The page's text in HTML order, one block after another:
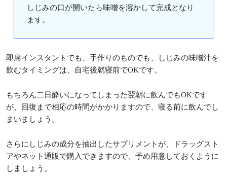
しじみの口が開いたら味噌を溶かして完成となり
ます。
即席インスタントでも、手作りのものでも、しじみの味噌汁を
飲むタイミングは、自宅後就寝前でOKです。
もちろん二日酔いになってしまった翌朝に飲んでもOKです
が、回復まで相応の時間がかかりますので、寝る前に飲んでし
まいましょう。
さらにしじみの成分を抽出したサプリメントが、ドラッグスト
アやネット通販で購入できますので、予め用意しておくように
しましょう。